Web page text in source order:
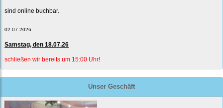
sind online buchbar.
02.07.2026
Samstag, den 18.07.26
schließen wir bereits um 15:00 Uhr!
Unser Geschäft